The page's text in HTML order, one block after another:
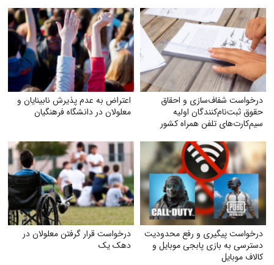
درخواست شفاف‌سازی و احقاق
حقوق ثبت‌نام‌کنندگان اولیه
سیم‌کارت‌های تلفن همراه کشور
اعتراض به عدم پذیرش نابینایان و
معلولان در دانشگاه فرهنگیان
درخواست پیگیری و رفع محدودیت
دسترسی به بازی پابجی موبایل و
کالاف موبایل
درخواست قرار گرفتن معلولان در
دهک یک